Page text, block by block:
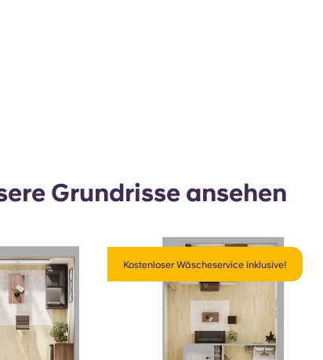
Grundrisse ansehen
Kostenloser Wäscheservice inklusive!